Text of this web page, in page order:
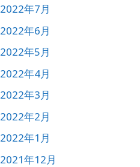
2022年7月
2022年6月
2022年5月
2022年4月
2022年3月
2022年2月
2022年1月
2021年12月